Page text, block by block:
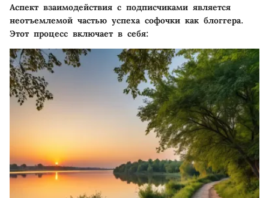
Аспект взаимодействия с подписчиками является
неотъемлемой частью успеха софочки как блоггера.
Этот процесс включает в себя: